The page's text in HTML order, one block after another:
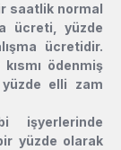
saatlik normal
ücreti, yüzde
ücretidir.
ödenmiş
elli zam
işyerlerinde
yüzde olarak